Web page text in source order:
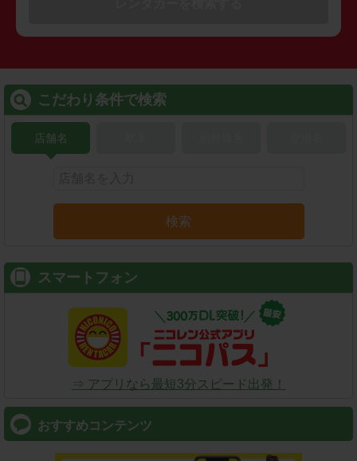
こだわり条件で検索
店舗名
検索
スマートフォン
⇒ アプリなら最短3分スピード出発！
おすすめコンテンツ